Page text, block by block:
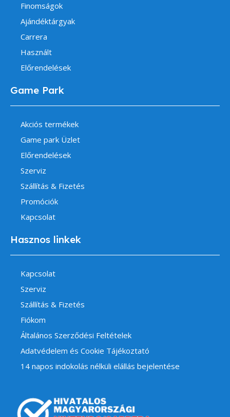
Finomságok
Ajándéktárgyak
Carrera
Használt
Előrendelések
Game Park
Akciós termékek
Game park Üzlet
Előrendelések
Szerviz
Szállítás & Fizetés
Promóciók
Kapcsolat
Hasznos linkek
Kapcsolat
Szerviz
Szállítás & Fizetés
Fiókom
Általános Szerződési Feltételek
Adatvédelem és Cookie Tájékoztató
14 napos indokolás nélküli elállás bejelentése